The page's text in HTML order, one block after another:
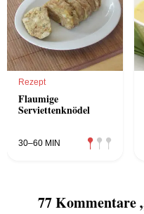
Rezept
Flaumige
Serviettenknödel
30–60 MIN
77 Kommentare